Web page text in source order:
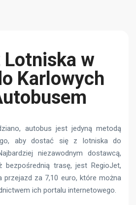
Lotniska w
Karlowych
autobus jest jedyną metodą
aby dostać się z lotniska do
niezawodnym dostawcą,
bezpośrednią trasę, jest RegioJet,
przejazd za 7,10 euro, które można
ich portalu internetowego.